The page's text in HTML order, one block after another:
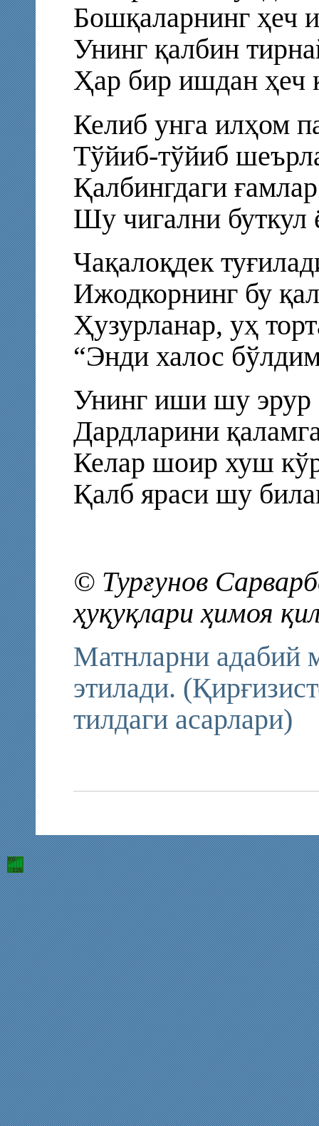
Бошқаларнинг ҳеч
Унинг қалбин
Ҳар бир ишдан ҳеч
Келиб унга илҳом
Тўйиб-тўйиб
Қалбингдаги
Шу чигални буткул
Чақалоқдек
Ижодкорнинг бу
Ҳузурланар, уҳ
“Энди халос
Унинг иши шу эрур
Дардларини
Келар шоир хуш
Қалб яраси шу
© Турғунов
ҳуқуқлари ҳимоя
Матнларни адабий
этилади.
тилдаги асарлари)